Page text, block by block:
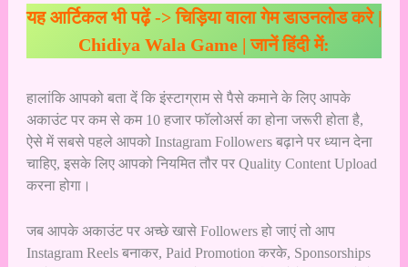
यह आर्टिकल भी पढ़ें -> चिड़िया वाला गेम डाउनलोड करे |
Chidiya Wala Game | जानें हिंदी में:
हालांकि आपको बता दें कि इंस्टाग्राम से पैसे कमाने के लिए आपके
अकाउंट पर कम से कम 10 हजार फॉलोअर्स का होना जरूरी होता है,
ऐसे में सबसे पहले आपको Instagram Followers बढ़ाने पर ध्यान देना
चाहिए, इसके लिए आपको नियमित तौर पर Quality Content Upload
करना होगा।
जब आपके अकाउंट पर अच्छे खासे Followers हो जाएं तो आप
Instagram Reels बनाकर, Paid Promotion करके, Sponsorships